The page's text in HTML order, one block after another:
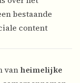
bestaande
content
vanheimelijke